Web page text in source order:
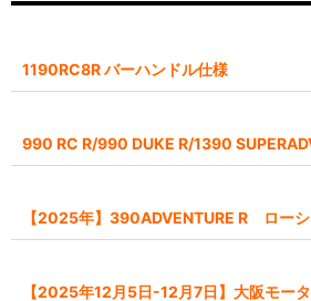
1190RC8R バーハンドル仕様